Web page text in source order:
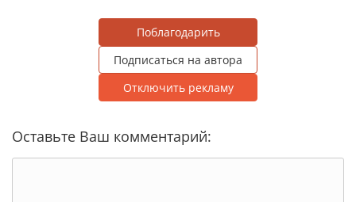
Поблагодарить
Подписаться на автора
Отключить рекламу
Оставьте Ваш комментарий: